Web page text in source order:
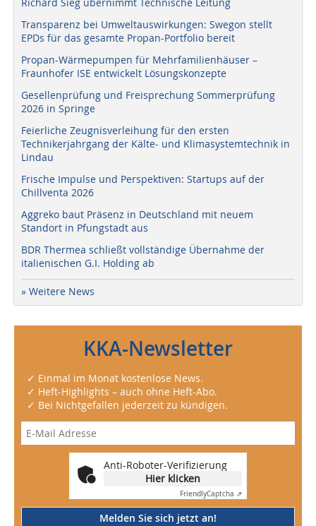
Richard Sieg übernimmt Technische Leitung
Transparenz bei Umweltauswirkungen: Swegon stellt
EPDs für das gesamte Propan-Portfolio bereit
Propan-Wärmepumpen für Mehrfamilienhäuser –
Fraunhofer ISE entwickelt Lösungskonzepte
Gesellenprüfung und Freisprechung Sommerprüfung
2026 in Springe
Feierliche Zeugnisverleihung für den ersten
Technikerjahrgang der Kälte- und Klimasystemtechnik in
Lindau
Frische Impulse und Perspektiven: Startups auf der
Chillventa 2026
Aggreko baut Präsenz in Deutschland mit neuem
Standort in Pfungstadt aus
BDR Thermea schließt vollständige Übernahme der
italienischen G.I. Holding ab
» Weitere News
KKA-Newsletter
✓ Einmal im Monat kostenlose News.
✓ Heft-Highlights – auch ohne Heft-Abo.
✓ Bei Nichtgefallen jederzeit zu kündigen.
Anti-Roboter-Verifizierung
Hier klicken
FriendlyCaptcha ⇗
Melden Sie sich jetzt an!